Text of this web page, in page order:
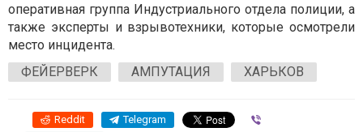
оперативная группа Индустриального отдела полиции, а
также эксперты и взрывотехники, которые осмотрели
место инцидента.
ФЕЙЕРВЕРК
АМПУТАЦИЯ ХАРЬКОВ
Reddit Telegram